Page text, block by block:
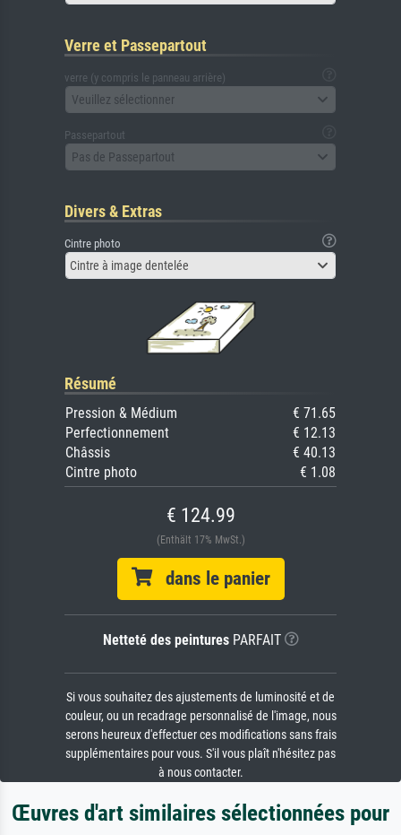
Verre et Passepartout
verre (y compris le panneau arrière)
Veuillez sélectionner
Passepartout
Pas de Passepartout
Divers & Extras
Cintre photo
Cintre à image dentelée
Résumé
Pression & Médium
€ 71.65
Perfectionnement
€ 12.13
Châssis
€ 40.13
Cintre photo
€ 1.08
€ 124.99
(Enthält 17% MwSt.)
dans le panier
Netteté des peinturesPARFAIT
Si vous souhaitez des ajustements de luminosité et de
couleur, ou un recadrage personnalisé de l'image, nous
serons heureux d'effectuer ces modifications sans frais
supplémentaires pour vous. S'il vous plaît n'hésitez pas
à nous contacter.
Œuvres d'art similaires sélectionnées pour